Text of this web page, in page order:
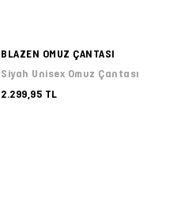
BLAZEN OMUZ ÇANTASI
Siyah Unisex Omuz Çantası
2.299,95 TL